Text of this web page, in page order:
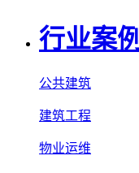
行业案例
公共建筑
建筑工程
物业运维